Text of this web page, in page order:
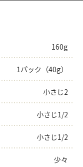
160g
1パック（40g）
小さじ2
小さじ1/2
小さじ1/2
少々